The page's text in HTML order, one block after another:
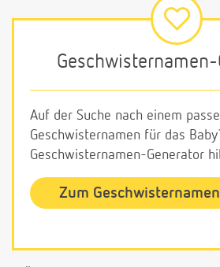
Auf der Suche nach einem
Geschwisternamen für das
Geschwisternamen-Generator
Zum